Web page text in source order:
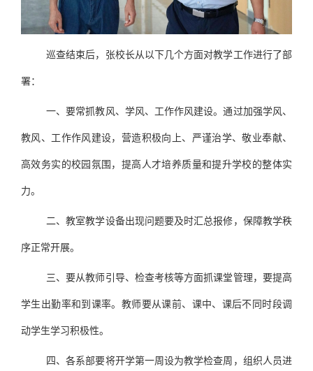
巡查结束后，张校长从以下几个方面对教学工作进行了部
署：
一、要常抓教风、学风、工作作风建设。通过加强学风、
教风、工作作风建设，营造积极向上、严谨治学、敬业奉献、
高效务实的校园氛围，提高人才培养质量和提升学校的整体实
力。
二、教室教学设备出现问题要及时汇总报修，保障教学秩
序正常开展。
三、要从教师引导、检查考核等方面抓课堂管理，要提高
学生出勤率和到课率。教师要从课前、课中、课后不同时段调
动学生学习积极性。
四、各系部要将开学第一周设为教学检查周，组织人员进